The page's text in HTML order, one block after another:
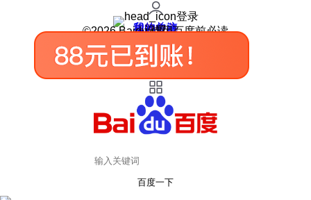
登录
我的关注
我的收藏
皮肤中心
用户反馈
设置
©2026 Baidu 使用百度前必读
百度一下